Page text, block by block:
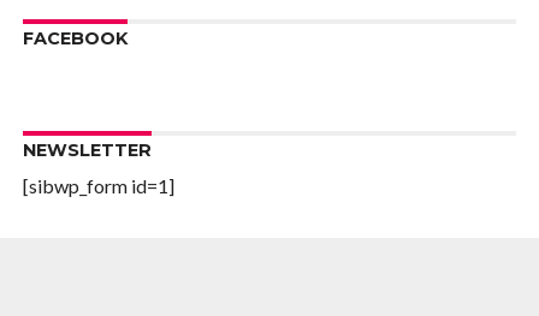
FACEBOOK
NEWSLETTER
[sibwp_form id=1]